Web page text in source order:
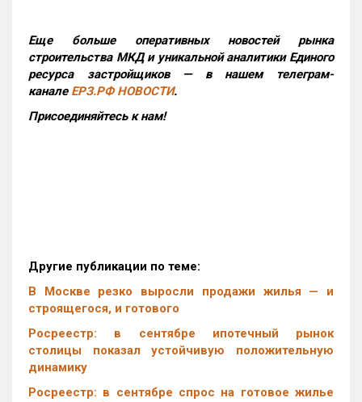
Еще больше оперативных новостей рынка
строительства МКД и уникальной аналитики Единого
ресурса застройщиков — в нашем телеграм-
канале ЕРЗ.РФ НОВОСТИ.
Присоединяйтесь к нам!
Другие публикации по теме:
В Москве резко выросли продажи жилья — и
строящегося, и готового
Росреестр: в сентябре ипотечный рынок
столицы показал устойчивую положительную
динамику
Росреестр: в сентябре спрос на готовое жилье